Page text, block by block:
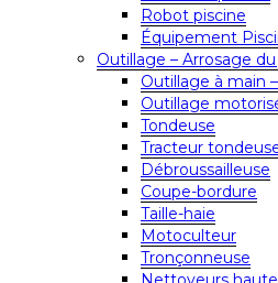
Robot piscine
Équipement
Outillage – Arrosage
Outillage à main
Outillage
Tondeuse
Tracteur
Débroussailleuse
Coupe-bordure
Taille-haie
Motoculteur
Tronçonneuse